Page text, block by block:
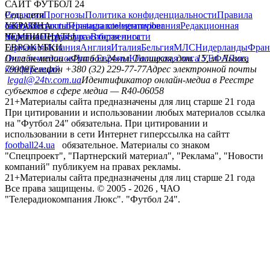
САЙТ ФУТБОЛ 24
РедакцияПрогнозыПолитика конфиденциальностиПравила
сайтуКонтактыПравила комментированияРедакционная
политикаСтруктура собственности
Соц. сети
facebookxyoutubeinstagramtelegramviber
УКРАИНА
УкраинаПервая лигаВторая лига
ЧЕМПИОНАТЫ
ГерманияИспанияАнглияИталияБельгияМЛСНидерланды
ЕВРОКУБКИ
Лига чемпионовЛига ЕвропыЮношеская лига УЕФАЛига
конференций
Онлайн-медиа «Футбол 24»пл. Галицкая, дом. 15, м. Львов,
79008Телефон +380 (32) 229-77-77Адрес электронной почты
legal@24tv.com.uaИдентификатор онлайн-медиа в Реестре
субъектов в сфере медиа — R40-06058
21+Материалы сайта предназначены для лиц старше 21 года
При цитировании и использовании любых материалов ссылка
на "Футбол 24" обязательна. При цитировании и
использовании в сети Интернет гиперссылка на сайтт
football24.ua
обязательное. Материалы со знаком
"Спецпроект", "Партнерский материал", "Реклама", "Новости
компаний" публикуем на правах рекламы.
21+Материалы сайта предназначены для лиц старше 21 года
Все права защищены. © 2005 - 2026 , ЧАО
"Телерадиокомпания Люкс". "Футбол 24".